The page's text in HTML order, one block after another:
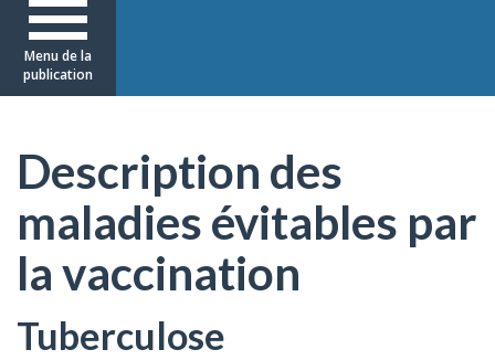
la
santé
Menu de la
publication
Description des
maladies évitables par
la vaccination
Tuberculose